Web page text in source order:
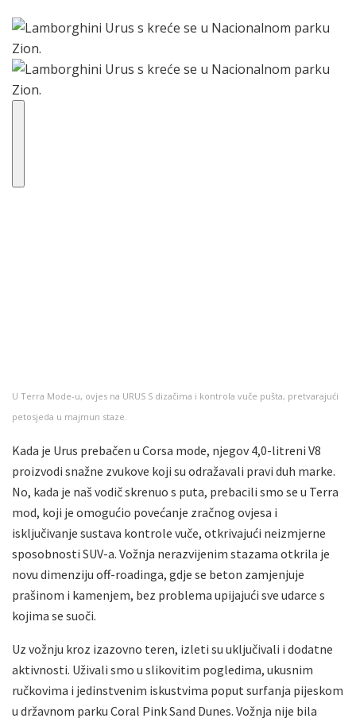
U Terra Mode-u, ovjes na URUS S dizačima i kontrola vuče pušta, pretvarajući
petosjeda u majmun staze.
Kada je Urus prebačen u Corsa mode, njegov 4,0-litreni V8
proizvodi snažne zvukove koji su odražavali pravi duh marke.
No, kada je naš vodič skrenuo s puta, prebacili smo se u Terra
mod, koji je omogućio povećanje zračnog ovjesa i
isključivanje sustava kontrole vuče, otkrivajući neizmjerne
sposobnosti SUV-a. Vožnja nerazvijenim stazama otkrila je
novu dimenziju off-roadinga, gdje se beton zamjenjuje
prašinom i kamenjem, bez problema upijajući sve udarce s
kojima se suoči.
Uz vožnju kroz izazovno teren, izleti su uključivali i dodatne
aktivnosti. Uživali smo u slikovitim pogledima, ukusnim
ručkovima i jedinstvenim iskustvima poput surfanja pijeskom
u državnom parku Coral Pink Sand Dunes. Vožnja nije bila